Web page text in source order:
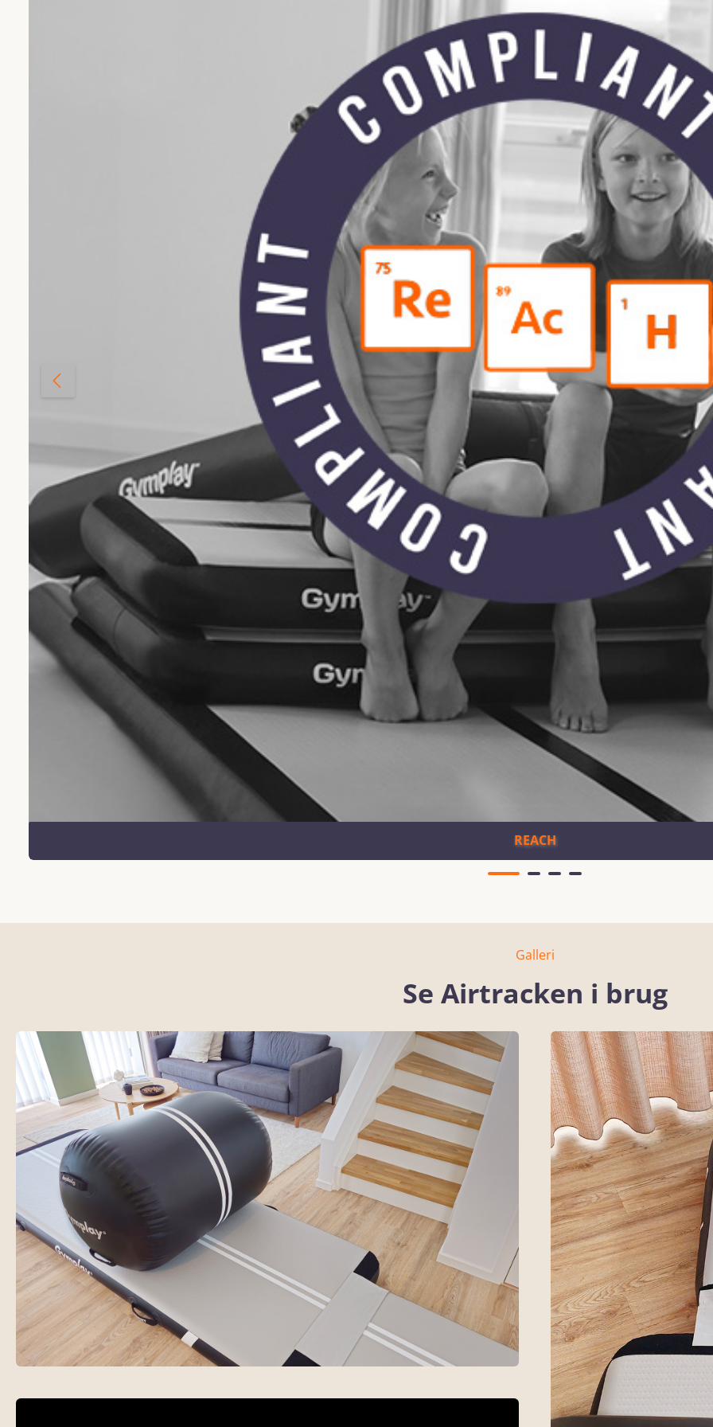
REACH
Galleri
Se Airtracken i brug